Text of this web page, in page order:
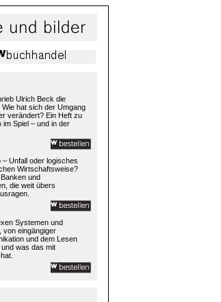
Ulrich Beck die
Wie hat sich der Umgang
verändert? Ein Heft zu
im Spiel – und in der
– Unfall oder logisches
Wirtschaftsweise?
und
die weit übers
Systemen und
von eingängiger
und dem Lesen
was das mit